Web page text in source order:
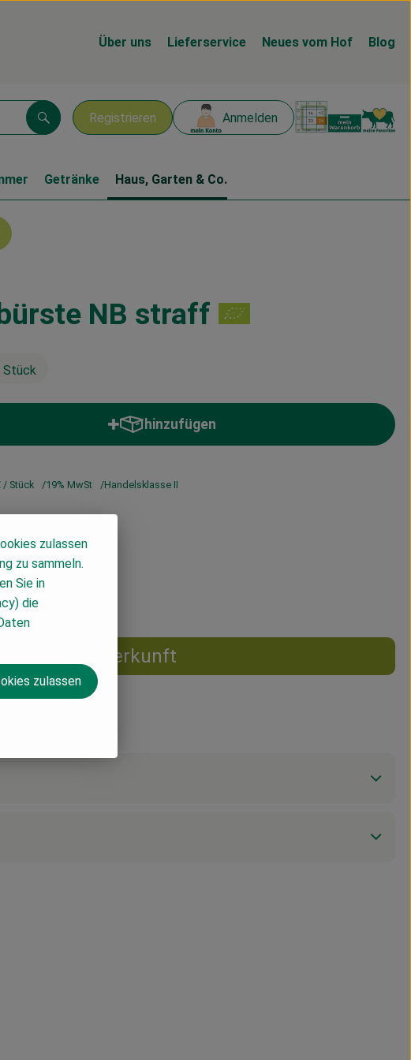
Über uns Lieferservice Neues vom Hof Blog
Registrieren Anmelden
Suchen
Getränke Haus, Garten & Co.
NB straff
hinzufügen
hinzufügen
Produkt zum Warenkorb hinzufügen
/ Stück 19% MwSt Handelsklasse II
Herkunft
zulassen
zu sammeln.
Sie in
die
zulassen